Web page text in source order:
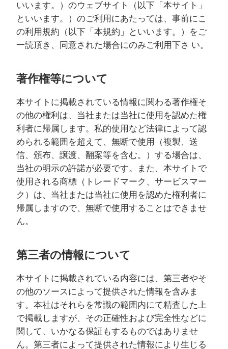
いいます。）のウェブサイト（以下「本サイト」
といいます。）のご利用にあたっては、事前にこ
の利用規約（以下「本規約」といいます。）をご
一読頂き、同意された場合にのみご利用下さ い。
著作権等について
本サイトに掲載されている情報に関わる著作権そ
の他の権利は、当社または当社に使用を認めた権
利者に帰属します。私的使用など法律によって認
められる範囲を超えて、無断で使用（複製、送
信、頒布、譲渡、翻案等を含む。）する場合は、
当社の明示の許諾が必要です。また、本サイトで
使用される商標（トレードマーク、サービスマー
ク）は、当社または当社に使用を認めた権利者に
帰属しますので、無断で使用することはできませ
ん。
第三者の情報について
本サイトに掲載されている内容には、第三者やそ
の他のソースによって提供された情報を含みま
す。本社はそれらを常識の範囲内にて精査した上
で掲載しますが、その正確性および完全性などに
関して、いかなる保証もするものではありませ
ん。第三者によって提供された情報により生じる